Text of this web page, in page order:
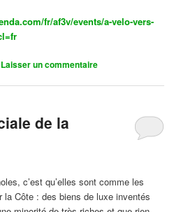
fr/af3v/events/a-velo-vers-
Laisser un commentaire
de la
c’est qu’elles sont comme les
Côte : des biens de luxe inventés